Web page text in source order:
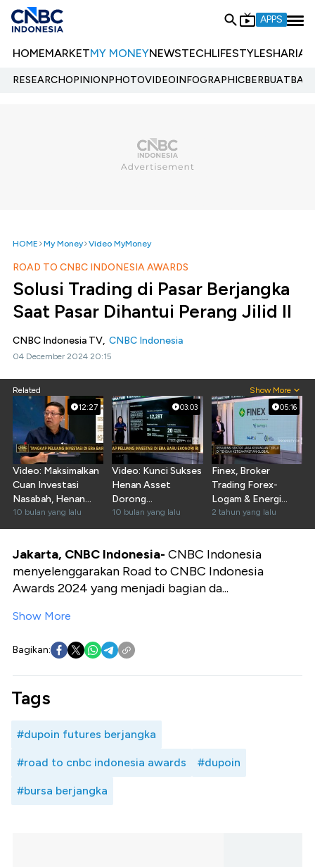
APPS
HOMEMARKETMY MONEYNEWSTECHLIFESTYLESHARIA
RESEARCHOPINIONPHOTOVIDEOINFOGRAPHIC
HOME My Money Video MyMoney
ROAD TO CNBC INDONESIA AWARDS
Solusi Trading di Pasar Berjangka
Saat Pasar Dihantui Perang Jilid II
CNBC Indonesia TV, CNBC Indonesia
04 December 2024 20:15
Related Show More
12:27
Video: Maksimalkan
Cuan Investasi
Nasabah, Henan
Asset Punya 2
Jurus
10 bulan yang lalu
03:03
Video: Kunci Sukses
Henan Asset
Dorong
Pertumbuhan Dana
Kelolaan 644%
10 bulan yang lalu
05:16
Finex, Broker
Trading Forex-
Logam & Energi
Yang Aman dan
Cuan
2 tahun yang lalu
Jakarta, CNBC Indonesia- CNBC Indonesia
menyelenggarakan Road to CNBC Indonesia
Awards 2024 yang menjadi bagian da...
Show More
Bagikan:
Tags
#dupoin futures berjangka
#road to cnbc indonesia awards #dupoin
#bursa berjangka